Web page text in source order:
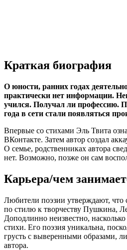
Краткая биография
О юности, ранних годах
практически нет информации.
учился. Получал ли профессию.
года в сети стали появляться
Впервые со стихами Эль Твита
ВКонтакте. Затем автор создал
О семье, родственниках автора
нет. Возможно, позже он сам
Карьера/чем
Любители поэзии утверждают, что
по стилю к творчеству Пушкина,
Доподлинно неизвестно,
стихи. Его поэзия уникальна,
грусть с выверенными образами,
автора.